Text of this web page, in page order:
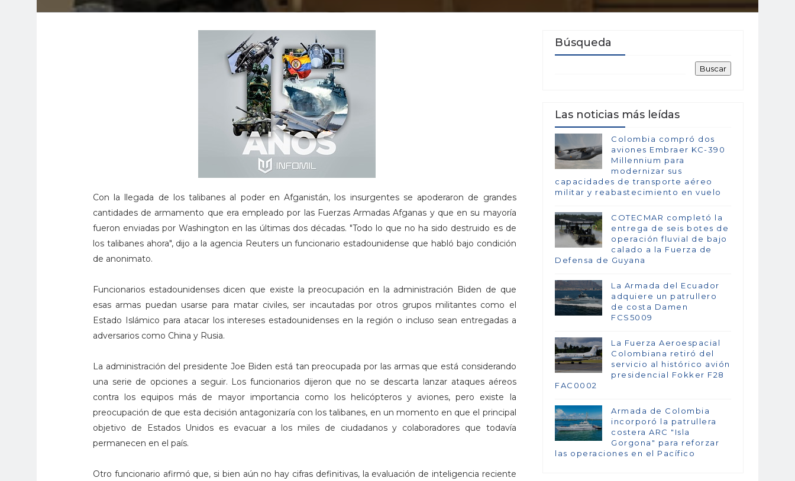
Con la llegada de los talibanes al poder en Afganistán, los insurgentes se apoderaron de grandes
cantidades de armamento que era empleado por las Fuerzas Armadas Afganas y que en su mayoría
fueron enviadas por Washington en las últimas dos décadas. "Todo lo que no ha sido destruido es de
los talibanes ahora", dijo a la agencia Reuters un funcionario estadounidense que habló bajo condición
de anonimato.
Funcionarios estadounidenses dicen que existe la preocupación en la administración Biden de que
esas armas puedan usarse para matar civiles, ser incautadas por otros grupos militantes como el
Estado Islámico para atacar los intereses estadounidenses en la región o incluso sean entregadas a
adversarios como China y Rusia.
La administración del presidente Joe Biden está tan preocupada por las armas que está considerando
una serie de opciones a seguir. Los funcionarios dijeron que no se descarta lanzar ataques aéreos
contra los equipos más de mayor importancia como los helicópteros y aviones, pero existe la
preocupación de que esta decisión antagonizaría con los talibanes, en un momento en que el principal
objetivo de Estados Unidos es evacuar a los miles de ciudadanos y colaboradores que todavía
permanecen en el país.
Otro funcionario afirmó que, si bien aún no hay cifras definitivas, la evaluación de inteligencia reciente
Búsqueda
Las noticias más leídas
Colombia compró dos
aviones Embraer KC-390
Millennium para
modernizar sus
capacidades de transporte aéreo
militar y reabastecimiento en vuelo
COTECMAR completó la
entrega de seis botes de
operación fluvial de bajo
calado a la Fuerza de
Defensa de Guyana
La Armada del Ecuador
adquiere un patrullero
de costa Damen
FCS5009
La Fuerza Aeroespacial
Colombiana retiró del
servicio al histórico avión
presidencial Fokker F28
FAC0002
Armada de Colombia
incorporó la patrullera
costera ARC "Isla
Gorgona" para reforzar
las operaciones en el Pacífico